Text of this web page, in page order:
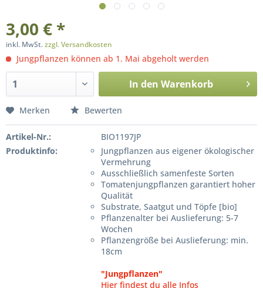
3,00 € *
inkl. MwSt.zzgl. Versandkosten
Jungpflanzen können ab 1. Mai abgeholt werden
In den Warenkorb
Merken Bewerten
Artikel-Nr.:
BIO1197JP
Produktinfo:
Jungpflanzen aus eigener ökologischer
Vermehrung
Ausschließlich samenfeste Sorten
Tomatenjungpflanzen garantiert hoher
Qualität
Substrate, Saatgut und Töpfe [bio]
Pflanzenalter bei Auslieferung: 5-7
Wochen
Pflanzengröße bei Auslieferung: min.
18cm
"Jungpflanzen"
Hier findest du alle Infos